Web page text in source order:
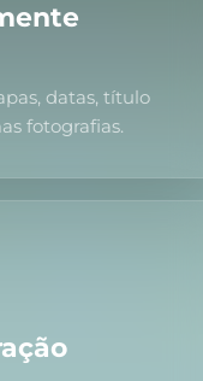
datas, título
fotografias.